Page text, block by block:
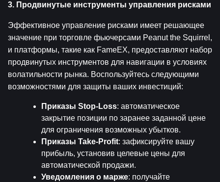
3. Продвинутые инструменты управления рисками
Эффективное управление рисками имеет решающее
значение при торговле фьючерсами Peanut the Squirrel,
и платформы, такие как FameEX, предоставляют набор
продвинутых инструментов для навигации в условиях
волатильности рынка. Воспользуйтесь следующими
возможностями для защиты ваших инвестиций:
Приказы Stop-Loss: автоматическое
закрытие позиции по заранее заданной цене
для ограничения возможных убытков.
Приказы Take-Profit: зафиксируйте вашу
прибыль, установив целевые цены для
автоматической продажи.
Уведомления о марже: получайте